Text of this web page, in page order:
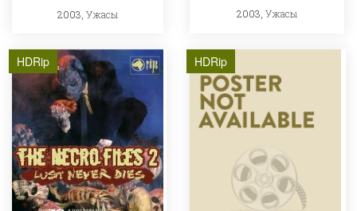
2003, Ужасы 2003,Ужасы
HDRip HDRip